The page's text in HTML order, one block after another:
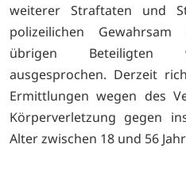
weiterer Straftaten und
polizeilichen
übrigen Beteiligten
ausgesprochen. Derzeit
Ermittlungen wegen des
Körperverletzung gegen
Alter zwischen 18 und 56